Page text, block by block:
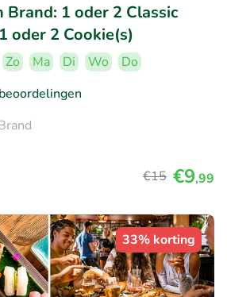
Brand: 1 oder 2 Classic
oder 2 Cookie(s)
Zo Ma Di Wo
Do
€15 €9,99
33% korting